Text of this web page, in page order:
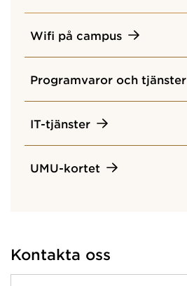
Wifi på campus
Programvaror och tjänster
IT-tjänster
UMU-kortet
Kontakta oss